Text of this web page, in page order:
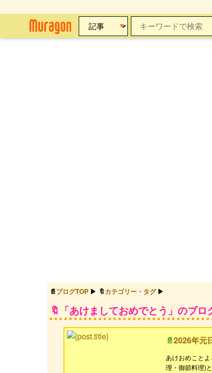
ブログTOP カテゴリー・タグ
「あけましておめでとう」のブロ
2026年元
あけおめこと
理・御節料理)